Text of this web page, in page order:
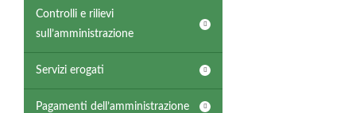
Controlli e rilievi
sull’amministrazione
Servizi erogati
Pagamenti dell’amministrazione